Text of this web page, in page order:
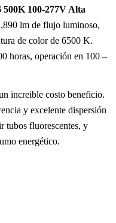
100-277V Alta
lm de flujo luminoso,
de color de 6500 K.
horas, operación en 100 –
increible costo beneficio.
y excelente dispersión
tubos fluorescentes, y
energético.